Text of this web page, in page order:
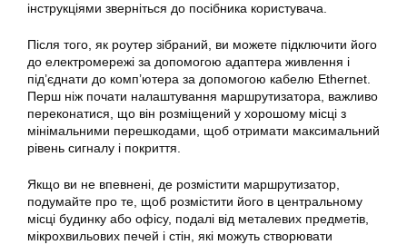
інструкціями зверніться до посібника користувача.
Після того, як роутер зібраний, ви можете підключити його
до електромережі за допомогою адаптера живлення і
під’єднати до комп’ютера за допомогою кабелю Ethernet.
Перш ніж почати налаштування маршрутизатора, важливо
переконатися, що він розміщений у хорошому місці з
мінімальними перешкодами, щоб отримати максимальний
рівень сигналу і покриття.
Якщо ви не впевнені, де розмістити маршрутизатор,
подумайте про те, щоб розмістити його в центральному
місці будинку або офісу, подалі від металевих предметів,
мікрохвильових печей і стін, які можуть створювати